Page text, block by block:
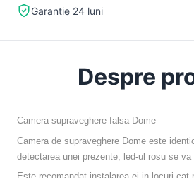
Garantie 24 luni
Despre
Camera supraveghere falsa Dome
Camera de supraveghere Dome este
detectarea unei prezente, led-ul rosu se va